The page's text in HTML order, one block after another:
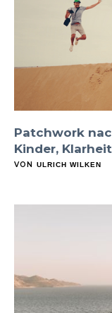
Patchwork
Kinder,
VON ULRICH WILKEN